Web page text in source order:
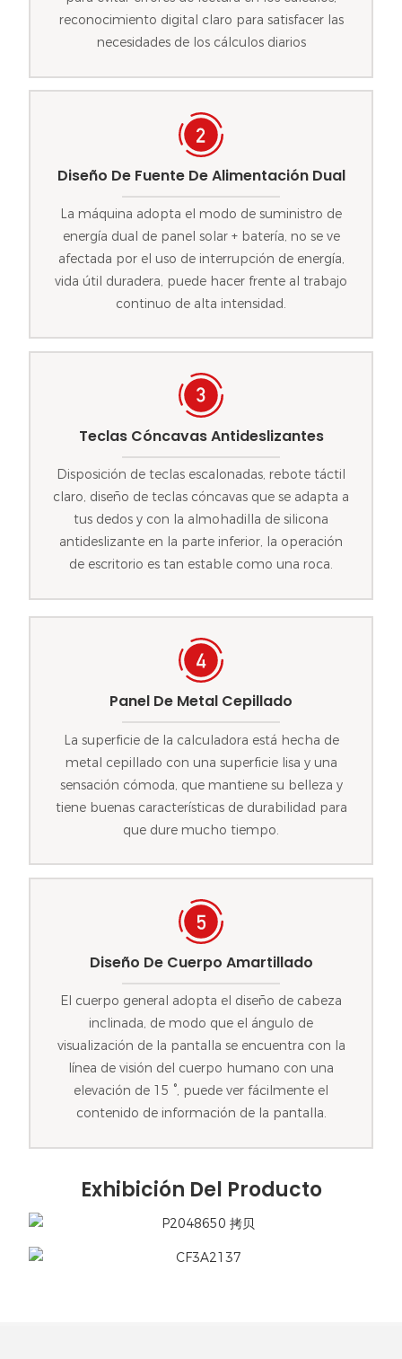
reconocimiento digital claro para satisfacer las
necesidades de los cálculos diarios
Diseño De Fuente De Alimentación Dual
La máquina adopta el modo de suministro de
energía dual de panel solar + batería, no se ve
afectada por el uso de interrupción de energía,
vida útil duradera, puede hacer frente al trabajo
continuo de alta intensidad.
Teclas Cóncavas Antideslizantes
Disposición de teclas escalonadas, rebote táctil
claro, diseño de teclas cóncavas que se adapta a
tus dedos y con la almohadilla de silicona
antideslizante en la parte inferior, la operación
de escritorio es tan estable como una roca.
Panel De Metal Cepillado
La superficie de la calculadora está hecha de
metal cepillado con una superficie lisa y una
sensación cómoda, que mantiene su belleza y
tiene buenas características de durabilidad para
que dure mucho tiempo.
Diseño De Cuerpo Amartillado
El cuerpo general adopta el diseño de cabeza
inclinada, de modo que el ángulo de
visualización de la pantalla se encuentra con la
línea de visión del cuerpo humano con una
elevación de 15 °, puede ver fácilmente el
contenido de información de la pantalla.
Exhibición Del Producto